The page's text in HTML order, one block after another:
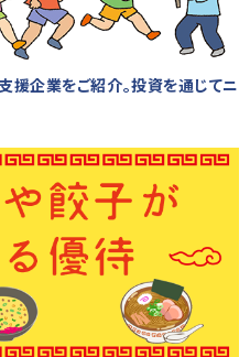
援企業をご紹介。投資を通じてニ